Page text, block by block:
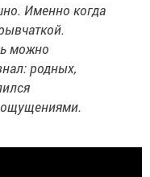
Именно когда
можно
родных,